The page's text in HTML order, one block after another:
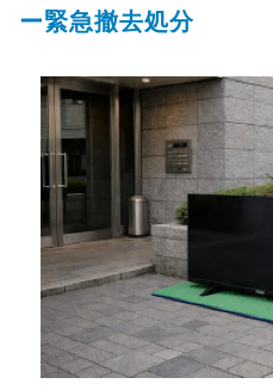
ー緊急撤去処分